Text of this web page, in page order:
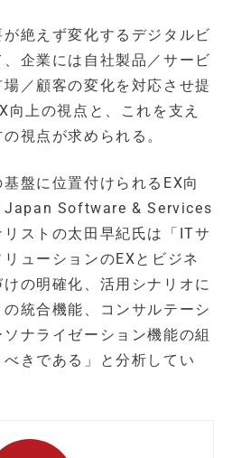
絶えず変化するデジタルビ
企業には自社製品／サービ
／顧客の変化を対応させ提
向上の視点と、これを支え
視点が求められる。
盤に位置付けられるEX向
Japan Software & Services
ストの太田早紀氏は「ITサ
ューションのEXとビジネ
の明確化、活用シナリオに
統合機能、コンサルテーシ
ナライゼーション機能の組
きである」と分析してい